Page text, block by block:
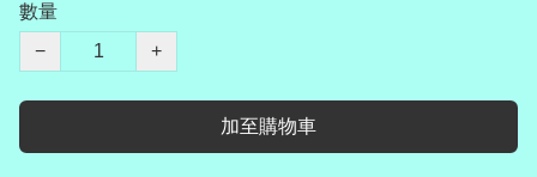
數量
−
+
加至購物車